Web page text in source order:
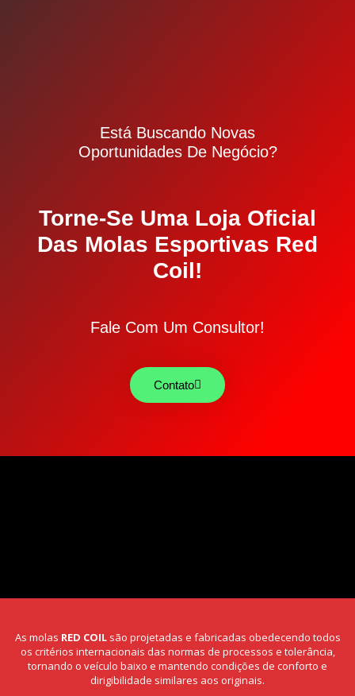
Está Buscando Novas
Oportunidades De Negócio?
Torne-Se Uma Loja Oficial
Das Molas Esportivas Red
Coil!
Fale Com Um Consultor!
Contato
As molas RED COILsão projetadas e fabricadas obedecendo todos
os critérios internacionais das normas de processos e tolerância,
tornando o veículo baixo e mantendo condições de conforto e
dirigibilidade similares aos originais.